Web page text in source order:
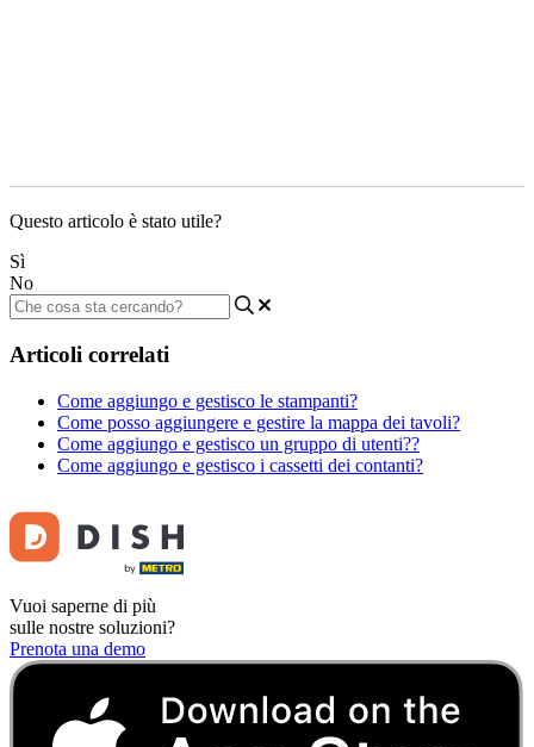
Questo articolo è stato utile?
Sì
No
Articoli correlati
Come aggiungo e gestisco le stampanti?
Come posso aggiungere e gestire la mappa dei tavoli?
Come aggiungo e gestisco un gruppo di utenti??
Come aggiungo e gestisco i cassetti dei contanti?
Vuoi saperne di più
sulle nostre soluzioni?
Prenota una demo